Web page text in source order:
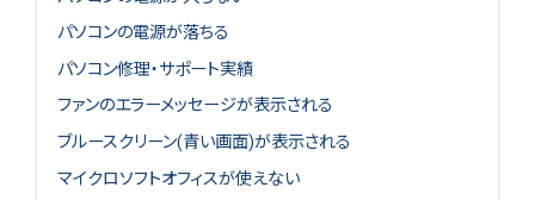
パソコンの電源が落ちる
パソコン修理・サポート実績
ファンのエラーメッセージが表示される
ブルースクリーン(青い画面)が表示される
マイクロソフトオフィスが使えない